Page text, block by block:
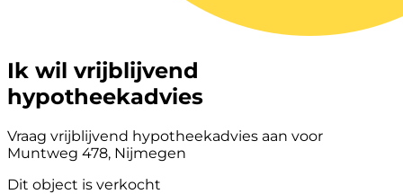
Ik wil vrijblijvend
hypotheekadvies
Vraag vrijblijvend hypotheekadvies aan voor
Muntweg 478, Nijmegen
Dit object is verkocht